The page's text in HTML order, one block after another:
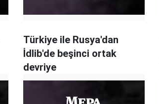
Türkiye ile Rusya'dan
İdlib'de beşinci ortak
devriye